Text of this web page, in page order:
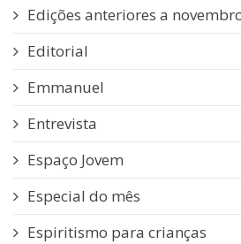
Edições anteriores a
Editorial
Emmanuel
Entrevista
Espaço Jovem
Especial do mês
Espiritismo para crianças